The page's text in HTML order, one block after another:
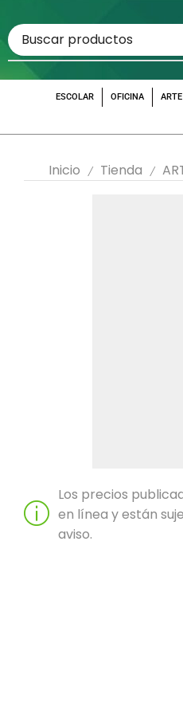
ESCOLAR OFICINA
Inicio / Tienda /
Los precios
en línea y están
aviso.